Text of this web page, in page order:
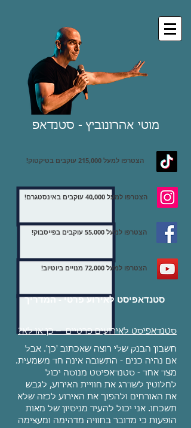
מוטי אהרונוביץ - סטנדאפ
הצטרפו למעל 215,000 עוקבים בטיקטוק!
הצטרפו למעל 40,000 עוקבים באינסטגרם!
הצטרפו למעל 55,000 עוקבים בפייסבוק!
הצטרפו למעל 72,000 מנויים ביוטיוב!
סטנדאפיסט לאירוע פרטי - המדריך
סטנדאפיסט לאירועים פרטיים – כן או לא?
חשבון הבנק שלי רוצה שאכתוב 'כן'. אבל
אם נהיה כנים - התשובה אינה חד משמעית.
מצד אחד - סטנדאפיסט מנוסה יכול
לחלוטין לשדרג את חוויית האירוע, לגבש
את האורחים ולהפוך את האירוע לכזה שלא
תשכחו. אני יכול להעיד מניסיון של מאות
הופעות כי מדובר בחוויה מדהימה ומעצימה